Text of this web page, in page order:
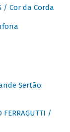
/ Cor da Corda
Sertão:
FERRAGUTTI /